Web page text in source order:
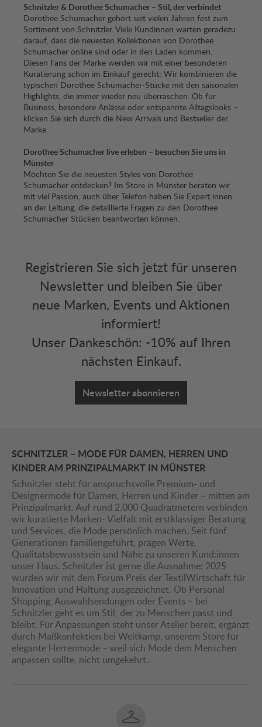
Schnitzler & Dorothee Schumacher – Stil, der verbindet
Dorothee Schumacher gehört seit vielen Jahren fest zum
Sortiment von Schnitzler. Viele Kundinnen warten geradezu
darauf, dass die neuesten Kollektionen von Dorothee
Schumacher online sind oder in den Laden kommen.
Diesen Fans der Marke werden wir mit einer besonderen
Kuratierung schon im Einkauf gerecht: Wir kombinieren die
typischen Dorothee Schumacher-Stücke mit den saisonalen
Highlights, die immer wieder neu überraschen. Ob für
Business, besondere Anlässe oder entspannte Alltagslooks –
klicken Sie sich durch die New Arrivals und Bestseller der
Marke.
Dorothee Schumacher live erleben – besuchen Sie uns in
Münster
Möchten Sie die neuesten Styles von Dorothee
Schumacher entdecken? Im Store in Münster beraten wir
mit viel Passion, auch über Telefon haben Sie Expert:innen
an der Leitung, die detaillierte Fragen zu den Dorothee
Schumacher Stücken beantworten können.
Registrieren Sie sich jetzt für unseren
Newsletter und bleiben Sie über
neue Marken, Events und Aktionen
informiert!
Unser Dankeschön: -10% auf Ihren
nächsten Einkauf.
Newsletter abonnieren
SCHNITZLER – MODE FÜR DAMEN, HERREN UND
KINDER AM PRINZIPALMARKT IN MÜNSTER
Schnitzler steht für anspruchsvolle Premium- und
Designermode für Damen, Herren und Kinder – mitten am
Prinzipalmarkt. Auf rund 2.000 Quadratmetern verbinden
wir kuratierte Marken- Vielfalt mit erstklassiger Beratung
und Services, die Mode persönlich machen. Seit fünf
Generationen familiengeführt, prägen Werte,
Qualitätsbewusstsein und Nähe zu unseren Kund:innen
unser Haus. Schnitzler ist gerne die Ausnahme: 2025
wurden wir mit dem Forum Preis der TextilWirtschaft für
Innovation und Haltung ausgezeichnet. Ob Personal
Shopping, Auswahlsendungen oder Events – bei
Schnitzler geht es um Stil, der zu Menschen passt und
bleibt. Für Anpassungen steht unser Atelier bereit, ergänzt
durch Maßkonfektion bei Weitkamp, unserem Store für
elegante Herrenmode – weil sich Mode dem Menschen
anpassen sollte, nicht umgekehrt.